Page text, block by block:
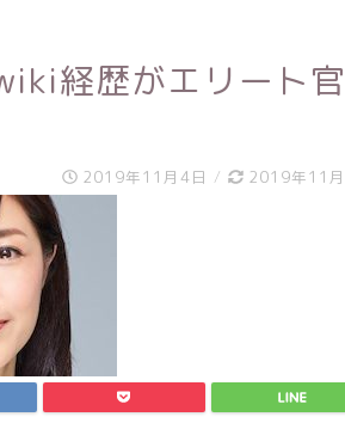
経歴がエリート官
2019年11月4日 / 2019年11